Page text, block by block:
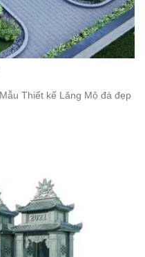
Thiết kế Lăng Mộ đá đẹp